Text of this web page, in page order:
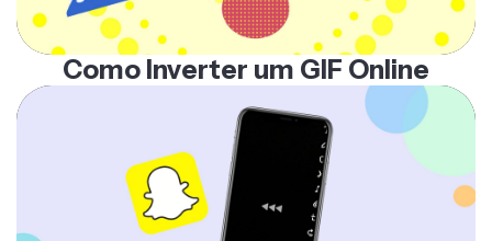
Como Inverter um GIF Online